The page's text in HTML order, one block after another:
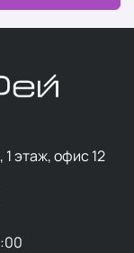
этаж, офис 12